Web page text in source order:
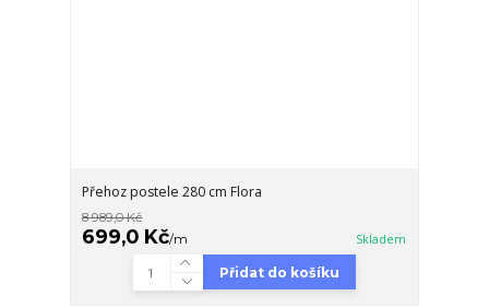
Přehoz postele 280 cm Flora
8 989,0 Kč
699,0 Kč/m Skladem
Přidat do košíku